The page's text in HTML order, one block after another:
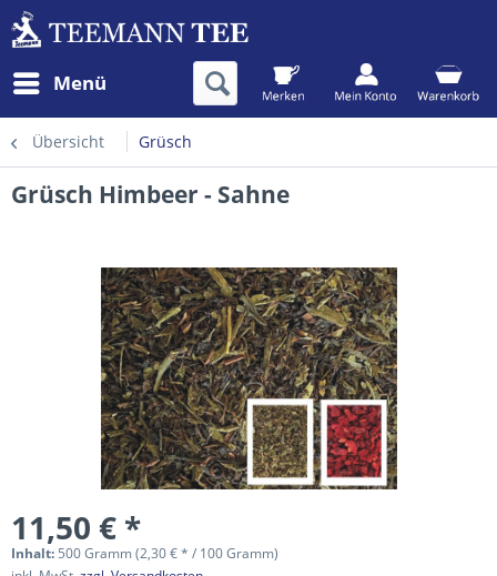
Menü
Übersicht Grüsch
Grüsch Himbeer - Sahne
11,50 € *
Inhalt: 500 Gramm (2,30 € * / 100 Gramm)